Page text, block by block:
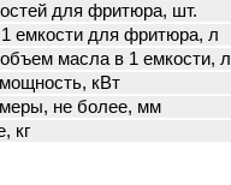
для фритюра, шт.
емкости для фритюра, л
масла в 1 емкости, л
кВт
не более, мм
кг